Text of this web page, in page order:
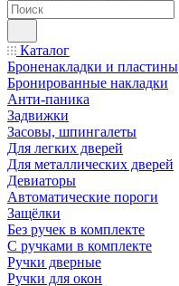
Каталог
Броненакладки и пластины
Бронированные накладки
Анти-паника
Задвижки
Засовы, шпингалеты
Для легких дверей
Для металлических дверей
Девиаторы
Автоматические пороги
Защёлки
Без ручек в комплекте
С ручками в комплекте
Ручки дверные
Ручки для окон